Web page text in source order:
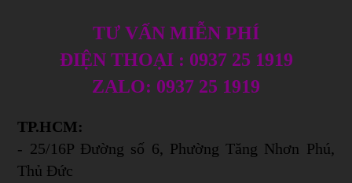
TƯ VẤN MIỄN PHÍ
ĐIỆN THOẠI : 0937 25 1919
ZALO: 0937 25 1919
TP.HCM:
- 25/16P Đường số 6, Phường Tăng Nhơn Phú,
Thủ Đức